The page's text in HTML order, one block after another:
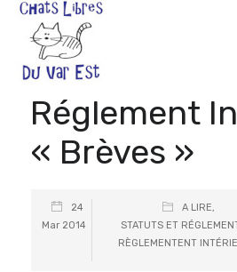
Réglement
« Brèves »
24
Mar 2014
A LIRE,
STATUTS ET
RÈGLEMENTENT